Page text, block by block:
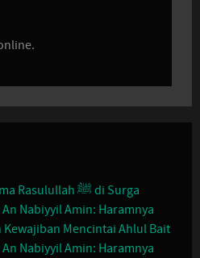
10 Amalan agar Kita bersama Rasulullah ﷺ di Surga
Nabiyyil Amin: Haramnya
Kewajiban Mencintai Ahlul Bait
Nabiyyil Amin: Haramnya